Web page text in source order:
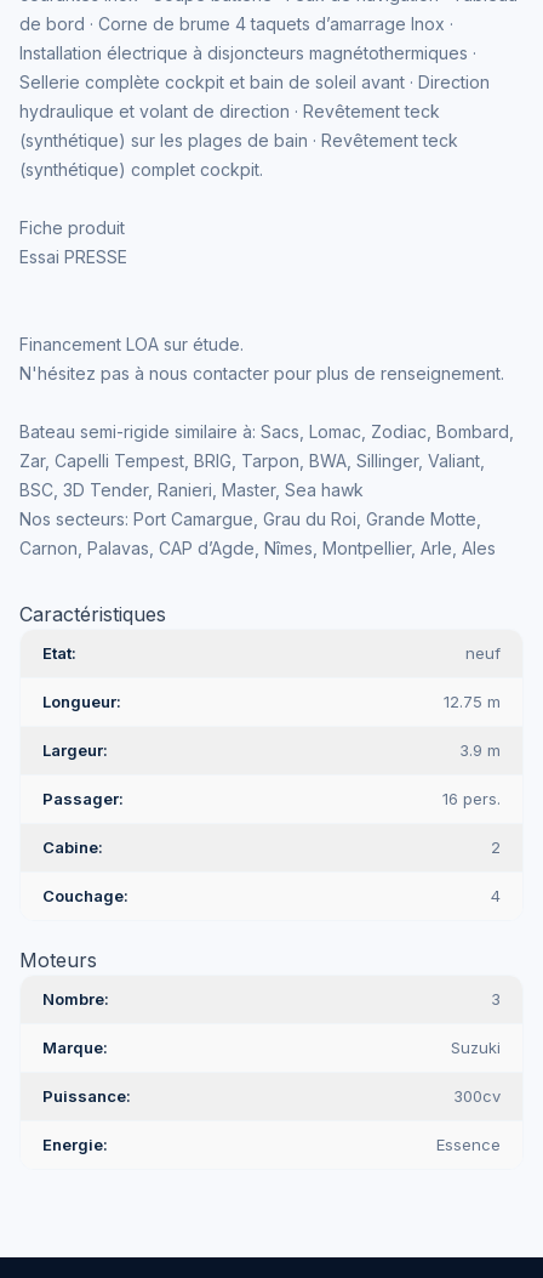
de bord · Corne de brume 4 taquets d’amarrage Inox ·
Installation électrique à disjoncteurs magnétothermiques ·
Sellerie complète cockpit et bain de soleil avant · Direction
hydraulique et volant de direction · Revêtement teck
(synthétique) sur les plages de bain · Revêtement teck
(synthétique) complet cockpit.
Fiche produit
Essai PRESSE
Financement LOA sur étude.
N'hésitez pas à nous contacter pour plus de renseignement.
Bateau semi-rigide similaire à: Sacs, Lomac, Zodiac, Bombard,
Zar, Capelli Tempest, BRIG, Tarpon, BWA, Sillinger, Valiant,
BSC, 3D Tender, Ranieri, Master, Sea hawk
Nos secteurs: Port Camargue, Grau du Roi, Grande Motte,
Carnon, Palavas, CAP d’Agde, Nîmes, Montpellier, Arle, Ales
Caractéristiques
Etat neuf
Longueur 12.75 m
Largeur 3.9 m
Passager 16 pers.
Cabine 2
Couchage 4
Moteurs
Nombre 3
Marque Suzuki
Puissance 300cv
Energie Essence